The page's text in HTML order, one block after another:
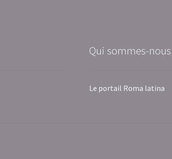
Qui sommes-nous
Le portail Roma latina